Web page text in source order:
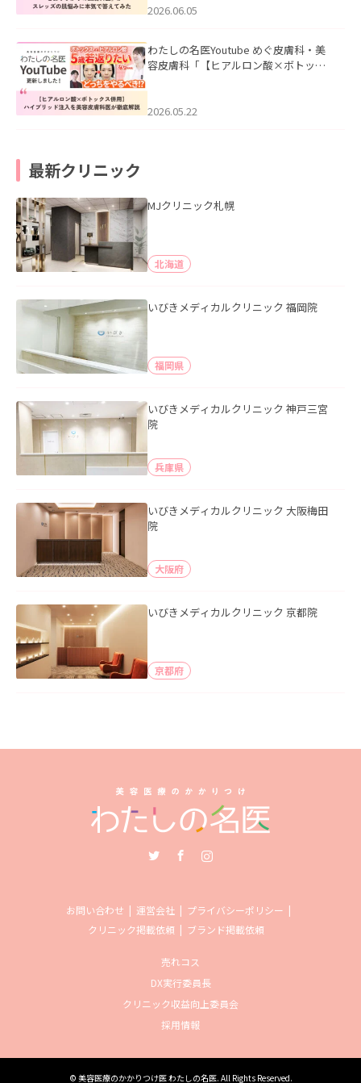
2026.06.05
わたしの名医Youtube めぐ皮膚科・美
容皮膚科「【ヒアルロン酸×ボトック
た。
2026.05.22
最新クリニック
MJクリニック札幌
北海道
いびきメディカルクリニック 福岡院
福岡県
いびきメディカルクリニック 神戸三宮
院
兵庫県
いびきメディカルクリニック 大阪梅田
院
大阪府
いびきメディカルクリニック 京都院
京都府
お問い合わせ 運営会社
プライバシーポリシー
クリニック掲載依頼
ブランド掲載依頼
売れコス
DX実行委員長
クリニック収益向上委員会
採用情報
© 美容医療のかかりつけ医 わたしの名医. All Rights Reserved.